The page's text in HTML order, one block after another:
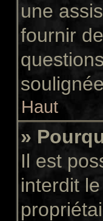
une
fournir
Haut
»
Il est
interdit